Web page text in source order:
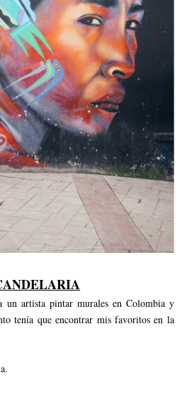
un artista pintar murales en Colombia y
tenía que encontrar mis favoritos en la